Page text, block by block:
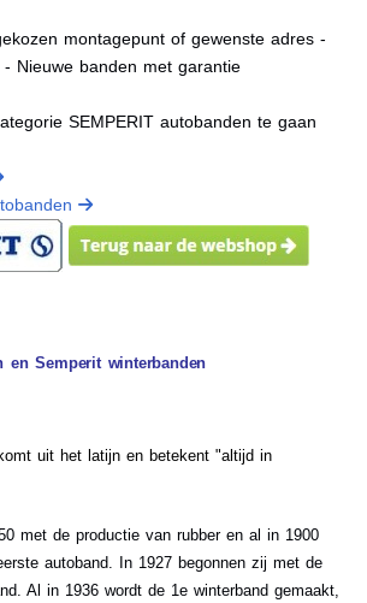
montagepunt of gewenste adres -
Nieuwe banden met garantie
SEMPERIT autobanden te gaan
en Semperit winterbanden
uit het latijn en betekent "altijd in
met de productie van rubber en al in 1900
autoband. In 1927 begonnen zij met de
Al in 1936 wordt de 1e winterband gemaakt,